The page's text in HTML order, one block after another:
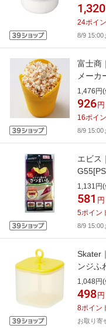
1,320
24ポイ
8/9 15:00
富士商
メーカ
1,476円
926 円
16ポイ
8/9 15:00
エビス
1,131円
581 円
5ポイン
8/9 15:00
Skater
ンジふ
1,048円
498 円
8ポイン
お取り寄